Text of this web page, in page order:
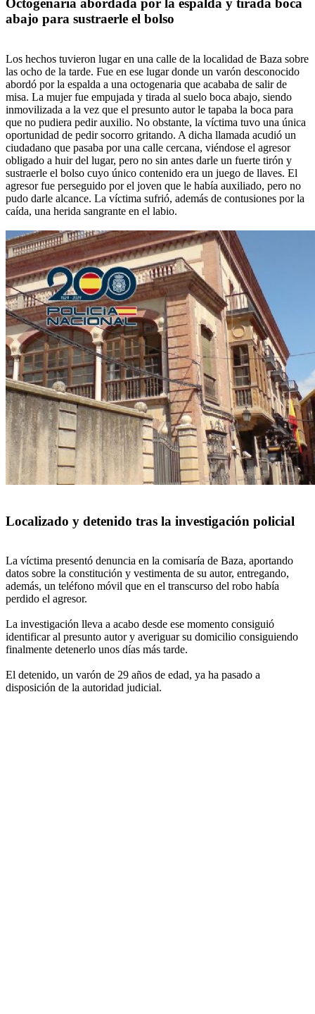
Octogenaria abordada por la espalda y tirada boca
abajo para sustraerle el bolso
Los hechos tuvieron lugar en una calle de la localidad de Baza sobre
las ocho de la tarde. Fue en ese lugar donde un varón desconocido
abordó por la espalda a una octogenaria que acababa de salir de
misa. La mujer fue empujada y tirada al suelo boca abajo, siendo
inmovilizada a la vez que el presunto autor le tapaba la boca para
que no pudiera pedir auxilio. No obstante, la víctima tuvo una única
oportunidad de pedir socorro gritando. A dicha llamada acudió un
ciudadano que pasaba por una calle cercana, viéndose el agresor
obligado a huir del lugar, pero no sin antes darle un fuerte tirón y
sustraerle el bolso cuyo único contenido era un juego de llaves. El
agresor fue perseguido por el joven que le había auxiliado, pero no
pudo darle alcance. La víctima sufrió, además de contusiones por la
caída, una herida sangrante en el labio.
Localizado y detenido tras la investigación policial
La víctima presentó denuncia en la comisaría de Baza, aportando
datos sobre la constitución y vestimenta de su autor, entregando,
además, un teléfono móvil que en el transcurso del robo había
perdido el agresor.
La investigación lleva a acabo desde ese momento consiguió
identificar al presunto autor y averiguar su domicilio consiguiendo
finalmente detenerlo unos días más tarde.
El detenido, un varón de 29 años de edad, ya ha pasado a
disposición de la autoridad judicial.